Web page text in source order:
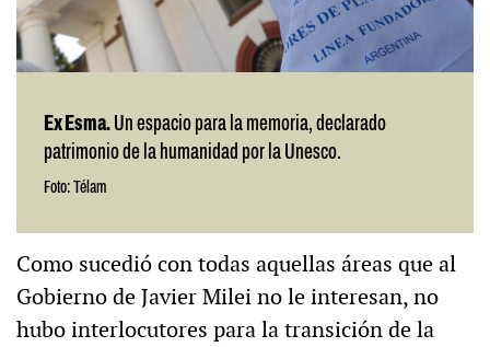
Ex Esma. Un espacio para la memoria, declarado
patrimonio de la humanidad por la Unesco.
Foto: Télam
Como sucedió con todas aquellas áreas que al
Gobierno de Javier Milei no le interesan, no
hubo interlocutores para la transición de la